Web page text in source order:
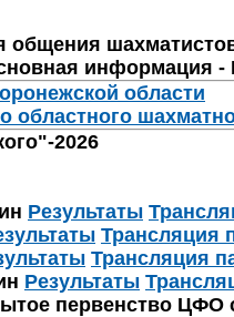
общения
информация -
области
областного
2026
Результаты
Трансляция
Трансляция
Результаты
первенство ЦФО